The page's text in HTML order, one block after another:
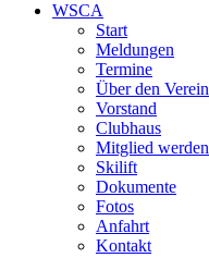
WSCA
Start
Meldungen
Termine
Über den Verein
Vorstand
Clubhaus
Mitglied werden
Skilift
Dokumente
Fotos
Anfahrt
Kontakt